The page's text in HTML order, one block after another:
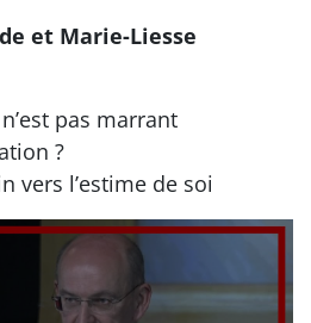
et Marie-Liesse
pas marrant
?
vers l’estime de soi